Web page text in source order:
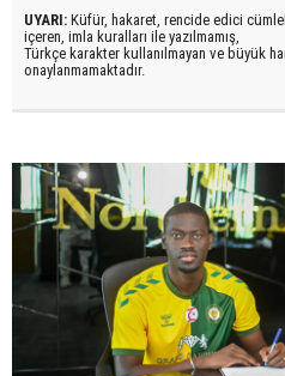
UYARI: Küfür, hakaret, rencide edici
içeren, imla kuralları ile yazılmamış,
Türkçe karakter kullanılmayan ve büyük
onaylanmamaktadır.